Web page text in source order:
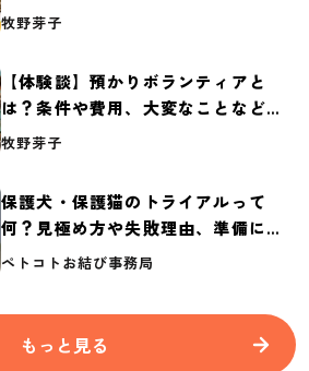
体の実態調査【保護犬・保護猫白書
牧野芽子
【体験談】預かりボランティアと
は？条件や費用、大変なことなど紹
介
牧野芽子
保護犬・保護猫のトライアルって
何？見極め方や失敗理由、準備に必
要なものを紹介
ペトコトお結び事務局
もっと見る